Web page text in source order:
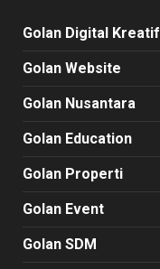
Golan Digital Kreatif
Golan Website
Golan Nusantara
Golan Education
Golan Properti
Golan Event
Golan SDM